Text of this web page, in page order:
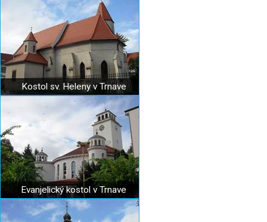
Kostol sv. Heleny v Trnave
Evanjelický kostol v Trnave